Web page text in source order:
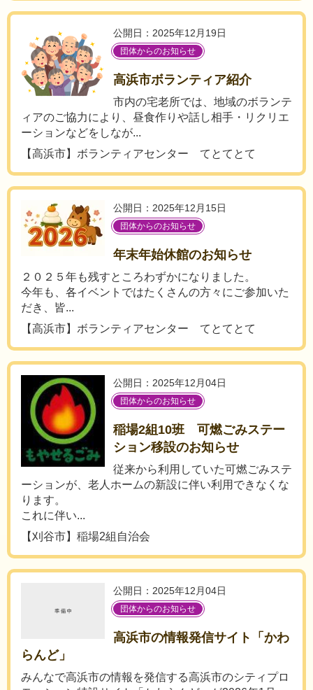
公開日：2025年12月19日
団体からのお知らせ
高浜市ボランティア紹介
市内の宅老所では、地域のボランテ
ィアのご協力により、昼食作りや話し相手・リクリエ
ーションなどをしなが...
【高浜市】ボランティアセンター てとてとて
公開日：2025年12月15日
団体からのお知らせ
年末年始休館のお知らせ
２０２５年も残すところわずかになりました。
今年も、各イベントではたくさんの方々にご参加いた
だき、皆...
【高浜市】ボランティアセンター てとてとて
公開日：2025年12月04日
団体からのお知らせ
稲場2組10班 可燃ごみステー
ション移設のお知らせ
従来から利用していた可燃ごみステ
ーションが、老人ホームの新設に伴い利用できなくな
ります。
これに伴い...
【刈谷市】稲場2組自治会
公開日：2025年12月04日
団体からのお知らせ
高浜市の情報発信サイト「かわ
らんど」
みんなで高浜市の情報を発信する高浜市のシティプロ